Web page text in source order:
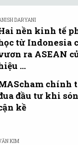
DARYANI
nền kinh tế
từ Indonesia
ra ASEAN
...
chính
đầu tư khi
kề
KIM